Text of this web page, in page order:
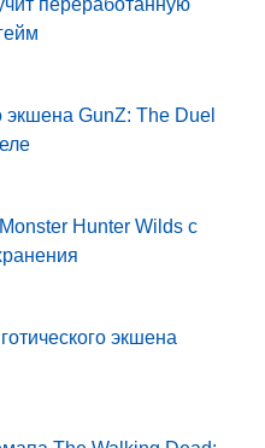
переработанную
экшена GunZ: The Duel
Hunter Wilds с
экшена